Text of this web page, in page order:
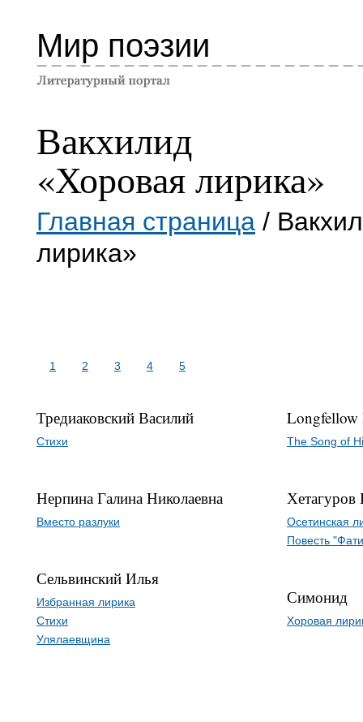
Мир поэзии
Вакхилид
«Хоровая лирика»
Главная страница /
лирика»
1 2 3 4 5
Тредиаковский Василий
Стихи
Нерпина Галина Николаевна
Вместо разлуки
Сельвинский Илья
Избранная лирика
Стихи
Улялаевщина
Longfellow
The Song of
Хетагуров
Осетинская
Повесть
Симонид
Хоровая